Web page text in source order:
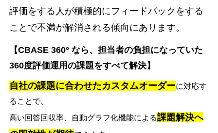
評価をする人が積極的にフィードバックをする
ことで不満が解消される傾向にあります。
【CBASE 360° なら、担当者の負担になっていた
360度評価運用の課題をすべて解決】
自社の課題に合わせたカスタムオーダーに対応す
ることで、
高い回答回収率、自動グラフ化機能による課題解決へ